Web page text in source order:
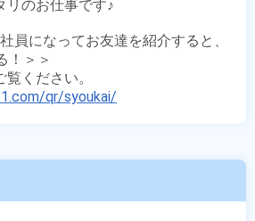
リのお仕事です♪
員になってお友達を紹介すると、
！＞＞
qr/syoukai/